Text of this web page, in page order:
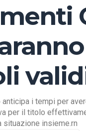
i tempi per
per il titolo
situazione insieme.rn